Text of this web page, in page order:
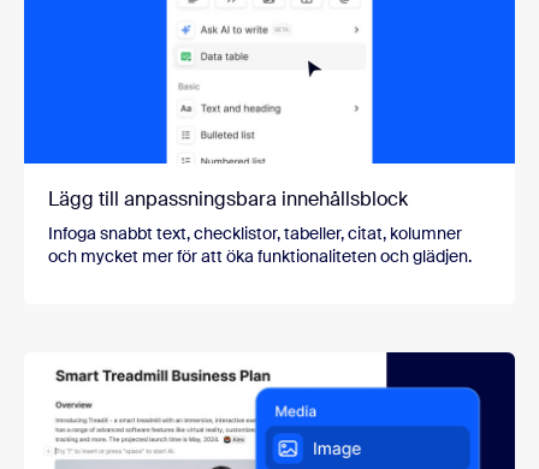
Lägg till anpassningsbara innehållsblock
Infoga snabbt text, checklistor, tabeller, citat, kolumner
och mycket mer för att öka funktionaliteten och glädjen.